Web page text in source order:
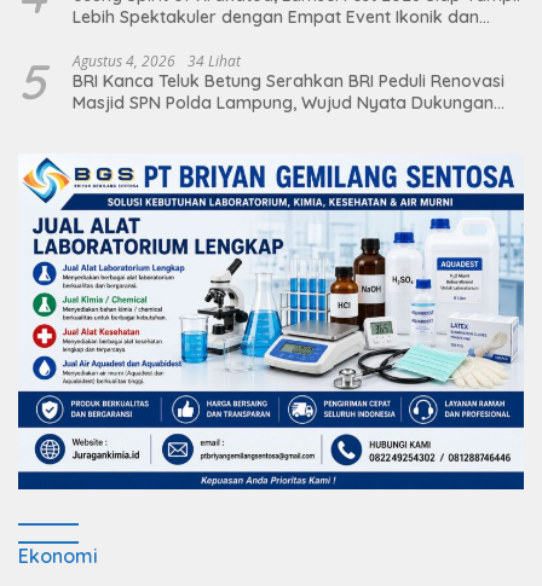
Lebih Spektakuler dengan Empat Event Ikonik dan
5 Agustus 4, 2026 34 Lihat
BRI Kanca Teluk Betung Serahkan BRI Peduli Renovasi
Masjid SPN Polda Lampung, Wujud Nyata Dukungan
Ekonomi